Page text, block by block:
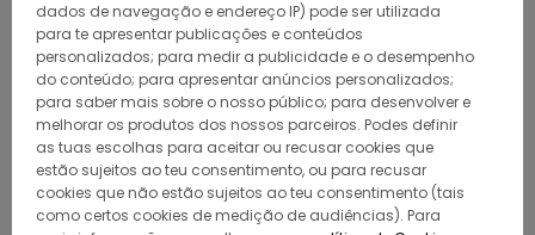
dados de navegação e endereço IP) pode ser utilizada
para te apresentar publicações e conteúdos
personalizados; para medir a publicidade e o desempenho
do conteúdo; para apresentar anúncios personalizados;
para saber mais sobre o nosso público; para desenvolver e
melhorar os produtos dos nossos parceiros. Podes definir
as tuas escolhas para aceitar ou recusar cookies que
estão sujeitos ao teu consentimento, ou para recusar
cookies que não estão sujeitos ao teu consentimento (tais
como certos cookies de medição de audiências). Para